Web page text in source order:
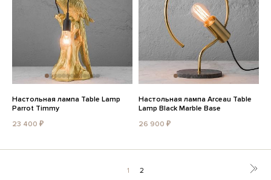
Настольная лампа Table Lamp
Parrot Timmy
23 400 ₽
Настольная лампа Arceau Table
Lamp Black Marble Base
26 900 ₽
1 2